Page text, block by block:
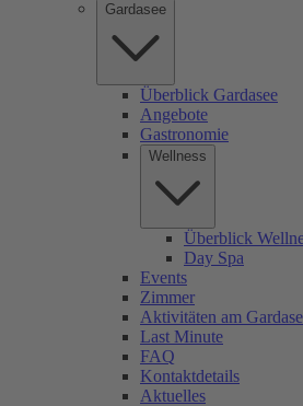
Gardasee
Überblick Gardasee
Angebote
Gastronomie
Wellness
Überblick
Day Spa
Events
Zimmer
Aktivitäten am
Last Minute
FAQ
Kontaktdetails
Aktuelles